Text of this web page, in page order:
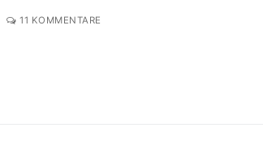
11 KOMMENTARE